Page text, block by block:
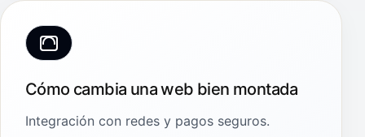
Cómo cambia una web bien montada
Integración con redes y pagos seguros.